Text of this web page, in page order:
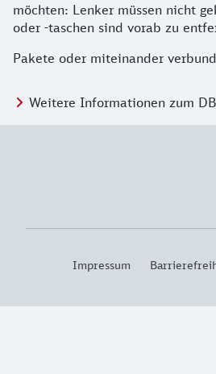
möchten: Lenker müssen nicht
oder -taschen sind vorab zu
Pakete oder miteinander
Weitere Informationen zum
Impressum